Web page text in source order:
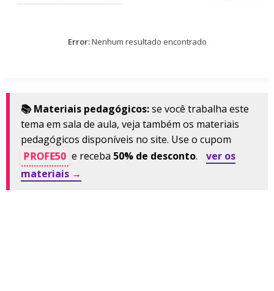
Error:Nenhum resultado encontrado
📚 Materiais pedagógicos:se você trabalha este
tema em sala de aula, veja também os materiais
pedagógicos disponíveis no site. Use o cupom
PROFE50 e receba 50% de desconto.
ver os
materiais →